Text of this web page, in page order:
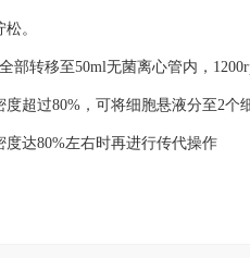
。
部转移至50ml无菌离心管内，
超过80%，可将细胞悬液分至2
达80%左右时再进行传代操作